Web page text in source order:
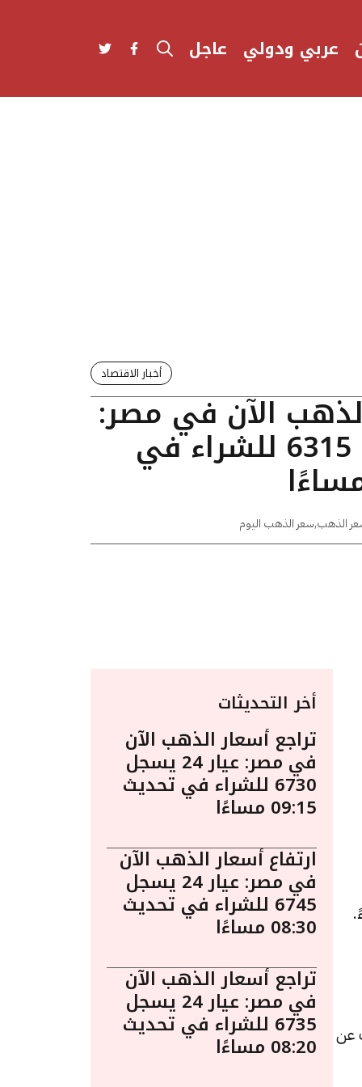
عربي ودولي عاجل
أخبار الاقتصاد
الآن في مصر:
عيار 24 يسجل 6315 للشراء في
الذهب,سعر الذهب اليوم
1:40 مساءً.
بزيادة قدرها 30 جنيهات عن
أخر التحديثات
تراجع أسعار الذهب الآن
في مصر: عيار 24 يسجل
6730 للشراء في تحديث
09:15 مساءًا
ارتفاع أسعار الذهب الآن
في مصر: عيار 24 يسجل
6745 للشراء في تحديث
08:30 مساءًا
تراجع أسعار الذهب الآن
في مصر: عيار 24 يسجل
6735 للشراء في تحديث
08:20 مساءًا